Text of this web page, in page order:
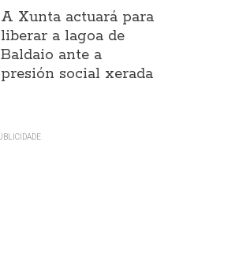
A Xunta actuará para
liberar a lagoa de
Baldaio ante a
presión social xerada